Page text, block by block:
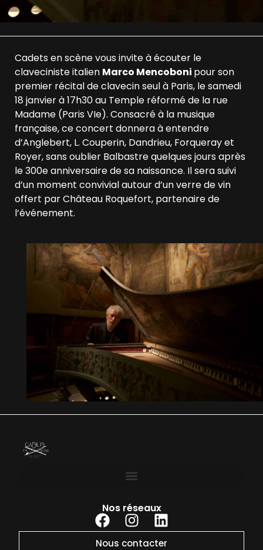
Cadets en scène vous invite à écouter le
claveciniste italien Marco Mencoboni pour son
premier récital de clavecin seul à Paris, le samedi
18 janvier à 17h30 au Temple réformé de la rue
Madame (Paris VIe). Consacré à la musique
française, ce concert donnera à entendre
d’Anglebert, L. Couperin, Dandrieu, Forqueray et
Royer, sans oublier Balbastre quelques jours après
le 300e anniversaire de sa naissance. Il sera suivi
d’un moment convivial autour d’un verre de vin
offert par Château Roquefort, partenaire de
l’événement.
Nos réseaux
Nous contacter